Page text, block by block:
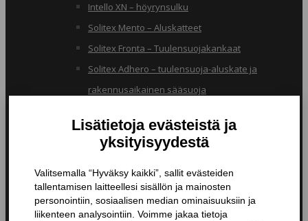
Intello XN – höyrynsulku
Solitex Mento – Aluskatteet
Solitex Fronta – Tuulensuojakankaat
Solitex Adhero – tuulensuoja-aluskate ja
rakennusaikainen sääsuoja
TIIVISTYSTUOTTEET
Butyylinauhat ja -teipit
Liitosnauhat
Läpiviennit
Tiivistyspinnoitteet ja -massat